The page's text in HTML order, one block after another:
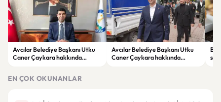
Avcılar Belediye Başkanı Utku
Caner Çaykara hakkında
Avcılar Belediye Başkanı Utku
Caner Çaykara hakkında
EN ÇOK OKUNANLAR